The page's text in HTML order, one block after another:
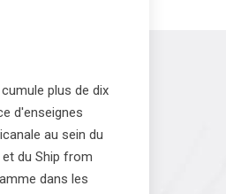
plus de dix
d'enseignes
au sein du
et du Ship from
dans les